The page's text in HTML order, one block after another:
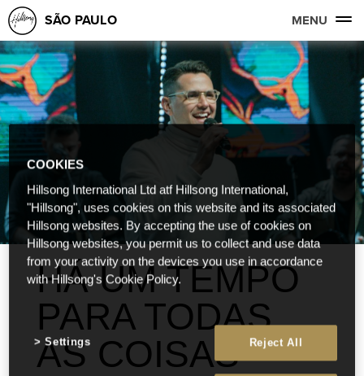
SÃO PAULO MENU
HÁ UM TEMPO
PARA TODAS
AS COISAS
COOKIES
Hillsong International Ltd atf Hillsong International,
"Hillsong", uses cookies on this website and its associated
Hillsong websites. By accepting the use of cookies on
Hillsong websites, you permit us to collect and use data
from your activity on the devices you use in accordance
with Hillsong's Cookie Policy.
Reject All
Settings